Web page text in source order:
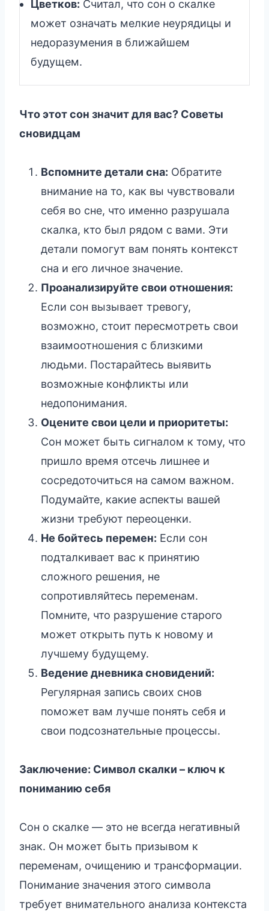
Цветков: Считал, что сон о скалке
может означать мелкие неурядицы и
недоразумения в ближайшем
будущем.
Что этот сон значит для вас? Советы
сновидцам
Вспомните детали сна: Обратите
внимание на то, как вы чувствовали
себя во сне, что именно разрушала
скалка, кто был рядом с вами. Эти
детали помогут вам понять контекст
сна и его личное значение.
Проанализируйте свои отношения:
Если сон вызывает тревогу,
возможно, стоит пересмотреть свои
взаимоотношения с близкими
людьми. Постарайтесь выявить
возможные конфликты или
недопонимания.
Оцените свои цели и приоритеты:
Сон может быть сигналом к тому, что
пришло время отсечь лишнее и
сосредоточиться на самом важном.
Подумайте, какие аспекты вашей
жизни требуют переоценки.
Не бойтесь перемен: Если сон
подталкивает вас к принятию
сложного решения, не
сопротивляйтесь переменам.
Помните, что разрушение старого
может открыть путь к новому и
лучшему будущему.
Ведение дневника сновидений:
Регулярная запись своих снов
поможет вам лучше понять себя и
свои подсознательные процессы.
Заключение: Символ скалки – ключ к
пониманию себя
Сон о скалке — это не всегда негативный
знак. Он может быть призывом к
переменам, очищению и трансформации.
Понимание значения этого символа
требует внимательного анализа контекста